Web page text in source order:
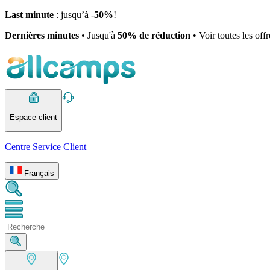
Last minute : jusqu’à -50%!
Dernières minutes • Jusqu'à 50% de réduction • Voir toutes les
Espace client
Centre Service Client
Français